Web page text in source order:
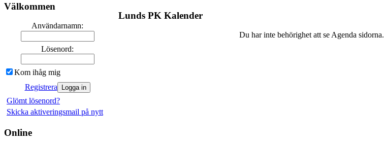
Välkommen
Användarnamn:
Lösenord:
Kom ihåg mig
Registrera
Glömt lösenord?
Skicka aktiveringsmail på nytt
Online
Lunds PK Kalender
Du har inte behörighet att se Agenda sidorna.